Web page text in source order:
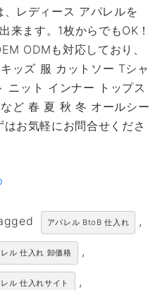
レディース アパレルを
来ます。1枚からでもOK！
ODMも対応しており、
ッズ 服 カットソー Tシャ
ニット インナー トップス
ど 春 夏 秋 冬 オールシー
お気軽にお問合せくださ
アパレル BtoB 仕入れ ,
ル 仕入れ 卸価格 ,
ル 仕入れサイト ,